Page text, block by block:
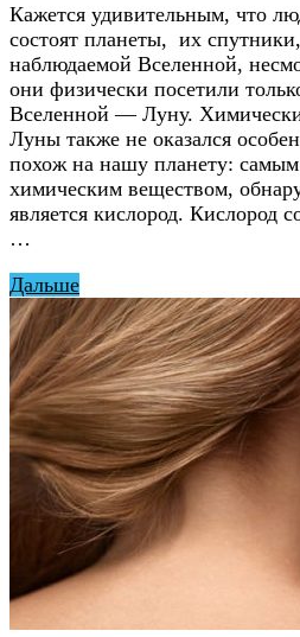
Кажется удивительным, что
состоят планеты, их
наблюдаемой Вселенной,
они физически посетили
Вселенной — Луну.
Луны также не оказался
похож на нашу планету:
химическим веществом,
является кислород. Кислород
…
Дальше